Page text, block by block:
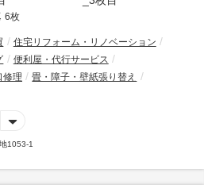
6枚
住宅リフォーム・リノベーション
便利屋・代行サービス
修理
畳・障子・壁紙張り替え
1053-1